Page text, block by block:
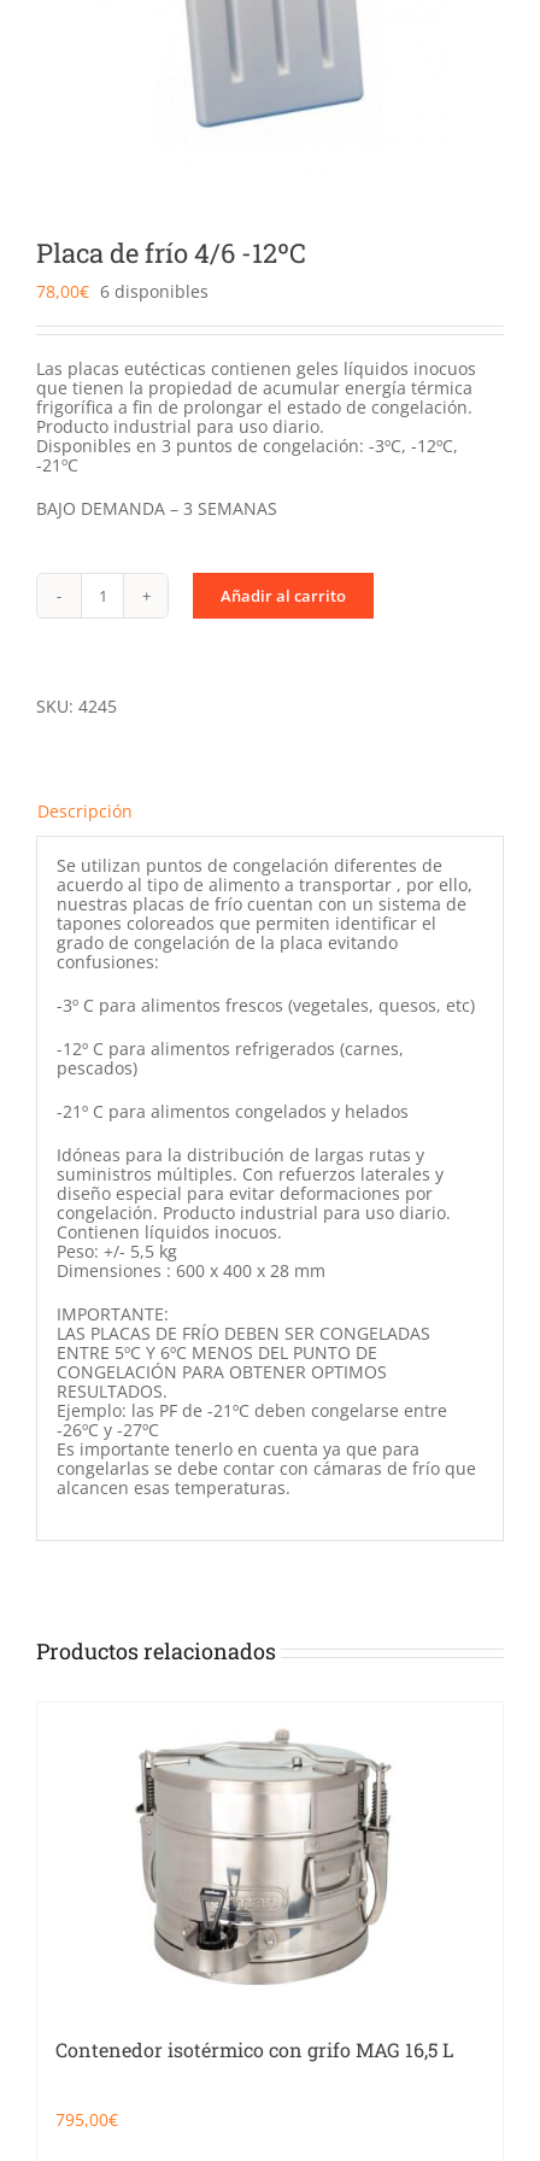
Food Service y Vending
Placa de frío 4/6 -12ºC
78,00€ 6 disponibles
Las placas eutécticas contienen geles líquidos inocuos
que tienen la propiedad de acumular energía térmica
frigorífica a fin de prolongar el estado de congelación.
Producto industrial para uso diario.
Disponibles en 3 puntos de congelación: -3ºC, -12ºC,
-21ºC
BAJO DEMANDA – 3 SEMANAS
Placa
de
cantidad
Añadir al carrito
SKU: 4245
Descripción
Se utilizan puntos de congelación diferentes de
acuerdo al tipo de alimento a transportar , por ello,
nuestras placas de frío cuentan con un sistema de
tapones coloreados que permiten identificar el
grado de congelación de la placa evitando
confusiones:
-3º C para alimentos frescos (vegetales, quesos, etc)
-12º C para alimentos refrigerados (carnes,
pescados)
-21º C para alimentos congelados y helados
Idóneas para la distribución de largas rutas y
suministros múltiples. Con refuerzos laterales y
diseño especial para evitar deformaciones por
congelación. Producto industrial para uso diario.
Contienen líquidos inocuos.
Peso: +/- 5,5 kg
Dimensiones : 600 x 400 x 28 mm
IMPORTANTE:
LAS PLACAS DE FRÍO DEBEN SER CONGELADAS
ENTRE 5ºC Y 6ºC MENOS DEL PUNTO DE
CONGELACIÓN PARA OBTENER OPTIMOS
RESULTADOS.
Ejemplo: las PF de -21ºC deben congelarse entre
-26ºC y -27ºC
Es importante tenerlo en cuenta ya que para
congelarlas se debe contar con cámaras de frío que
alcancen esas temperaturas.
Productos relacionados
Contenedor isotérmico con grifo MAG 16,5 L
795,00€